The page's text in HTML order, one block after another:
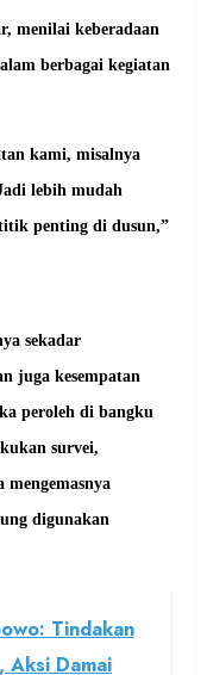
menilai keberadaan
berbagai kegiatan
kami, misalnya
lebih mudah
penting di dusun,”
sekadar
juga kesempatan
peroleh di bangku
survei,
mengemasnya
digunakan
Tindakan
Aksi Damai